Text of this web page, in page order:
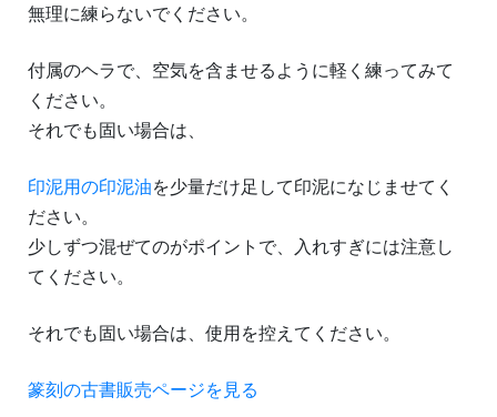
無理に練らないでください。
付属のヘラで、空気を含ませるように軽く練ってみて
ください。
それでも固い場合は、
印泥用の印泥油を少量だけ足して印泥になじませてく
ださい。
少しずつ混ぜてのがポイントで、入れすぎには注意し
てください。
それでも固い場合は、使用を控えてください。
篆刻の古書販売ページを見る